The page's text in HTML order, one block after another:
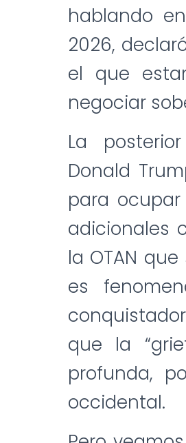
hablando
2026,
el que
negociar
La
Donald
para
adicionales
la OTAN
es
que la
profunda,
occidental.